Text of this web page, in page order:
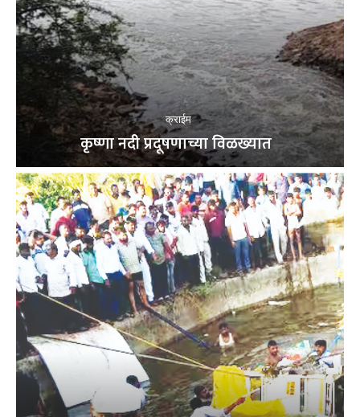
क्राईम
कृष्णा नदी प्रदूषणाच्या विळख्यात